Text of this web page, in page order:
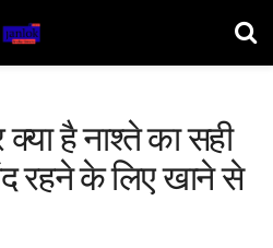
है नाश्ते का सही
रहने के लिए खाने से